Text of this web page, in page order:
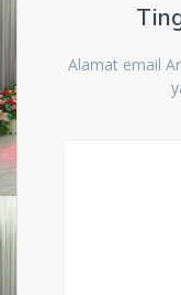
Alamat email